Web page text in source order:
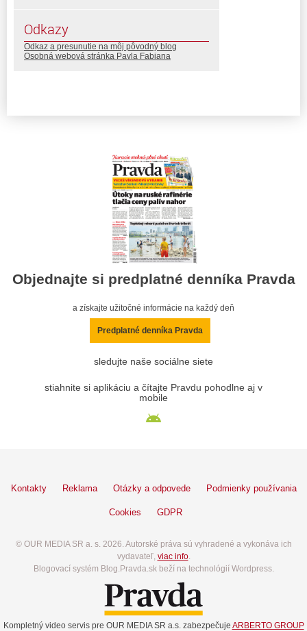
Odkazy
Odkaz a presunutie na môj pôvodný blog
Osobná webová stránka Pavla Fabiana
Objednajte si predplatné denníka Pravda
a získajte užitočné informácie na každý deň
Predplatné denníka Pravda
sledujte naše sociálne siete
stiahnite si aplikáciu a čítajte Pravdu pohodlne aj v
mobile
Kontakty Reklama Otázky a odpovede Podmienky používania
Cookies GDPR
© OUR MEDIA SR a. s. 2026. Autorské práva sú vyhradené a vykonáva ich
vydavateľ, viac info.
Blogovací systém Blog.Pravda.sk beží na technológií Wordpress.
Kompletný video servis pre OUR MEDIA SR a.s. zabezpečuje ARBERTO GROUP